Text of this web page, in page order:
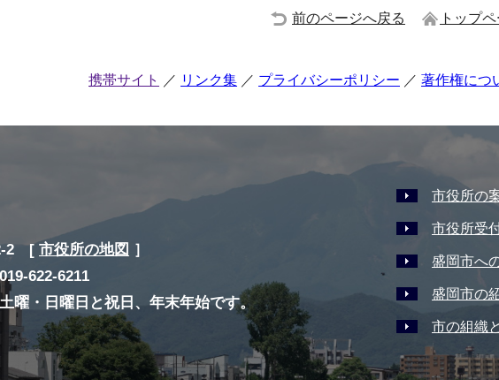
前のページへ戻る トップ
携帯サイト リンク集 プライバシーポリシー 著作権につ
2 [ 市役所の地図 ］
622-6211
曜・日曜日と祝日、年末年始です。
市役所の
市役所受
盛岡市へ
盛岡市の
市の組織